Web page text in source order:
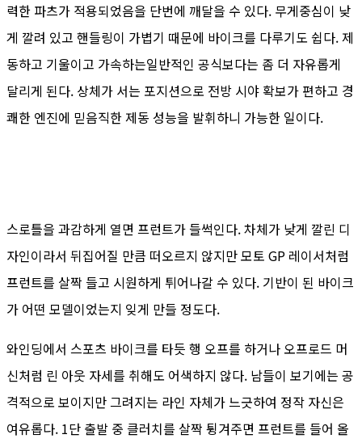
력한 파츠가 적용되었음을 단번에 깨달을 수 있다. 무게중심이 낮
게 깔려 있고 핸들링이 가볍기 때문에 바이크를 다루기도 쉽다. 제
동하고 기울이고 가속하는일반적인 공식보다는 좀 더 자유롭게
달리게 된다. 상체가 서는 포지션으로 전방 시야 확보가 편하고 경
쾌한 엔진에 믿음직한 제동 성능을 발휘하니 가능한 일이다.
스로틀을 과감하게 열면 프런트가 들썩인다. 차체가 낮게 깔린 디
자인이라서 뒤집어질 만큼 떠오르지 않지만 모토 GP 레이서처럼
프런트를 살짝 들고 시원하게 튀어나갈 수 있다. 기반이 된 바이크
가 어떤 모델이었는지 잊게 만들 정도다.
와인딩에서 스포츠 바이크를 타듯 행 오프를 하거나 오프로드 머
신처럼 린 아웃 자세를 취해도 어색하지 않다. 남들이 보기에는 공
격적으로 보이지만 그려지는 라인 자체가 느긋하여 정작 자신은
여유롭다. 1단 출발 중 클러치를 살짝 튕겨주면 프런트를 들어 올